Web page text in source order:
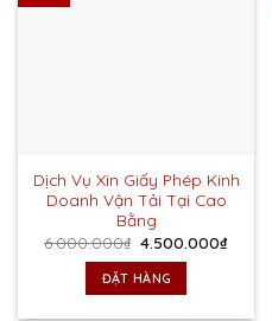
Dịch Vụ Xin Giấy Phép Kinh
Doanh Vận Tải Tại Cao
Bằng
6.000.000₫ Giá
là:
6.000.000₫.
4.500.000₫Giá
ĐẶT HÀNG